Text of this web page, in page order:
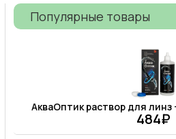
Популярные товары
АкваОптик раствор для линз
484₽